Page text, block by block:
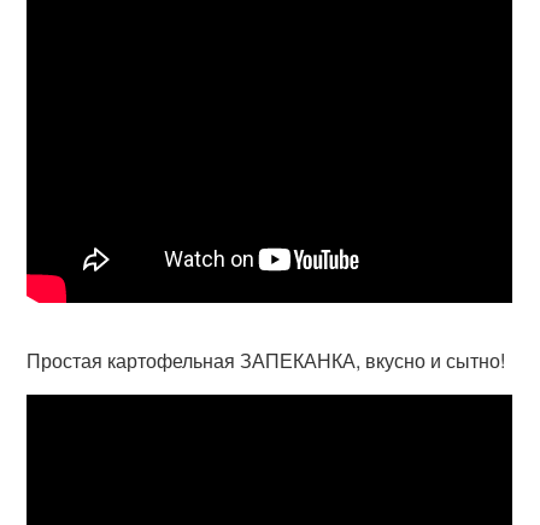
Простая картофельная ЗАПЕКАНКА, вкусно и сытно!